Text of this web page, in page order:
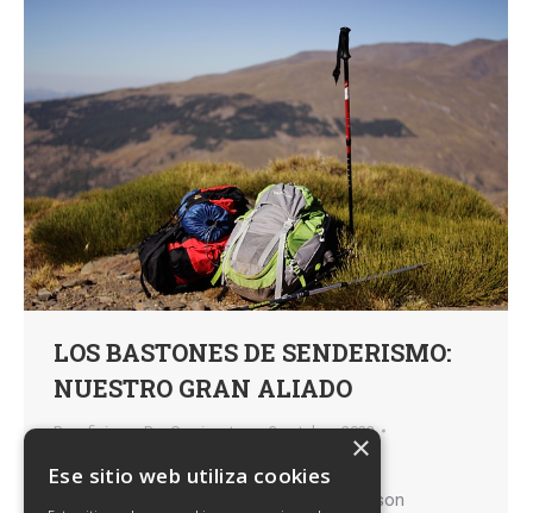
LOS BASTONES DE SENDERISMO:
NUESTRO GRAN ALIADO
Beneficios PorCaminantes
3 octubre, 2023
Los bastones de senderismo aunque no son
Ese sitio web utiliza cookies
×